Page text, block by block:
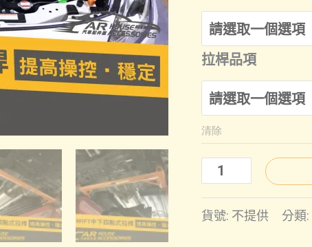
拉桿品項
清除
Swift(18-
23
年
貨號: 不提供 分類: